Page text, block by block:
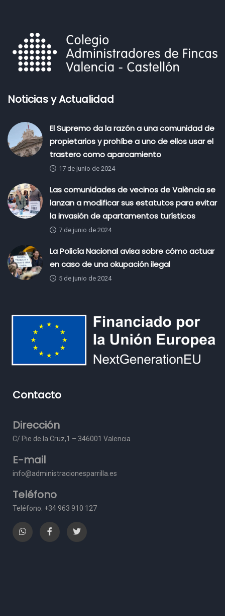
Noticias y Actualidad
El Supremo da la razón a una comunidad de
propietarios y prohíbe a uno de ellos usar el
trastero como aparcamiento
17 de junio de 2024
Las comunidades de vecinos de València se
lanzan a modificar sus estatutos para evitar
la invasión de apartamentos turísticos
7 de junio de 2024
La Policía Nacional avisa sobre cómo actuar
en caso de una okupación ilegal
5 de junio de 2024
Contacto
Dirección
C/ Pie de la Cruz,1 – 346001 Valencia
E-mail
info@administracionesparrilla.es
Teléfono
Teléfono: +34 963 910 127